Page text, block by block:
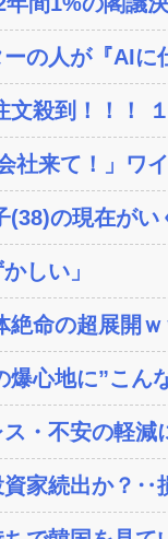
の人が『AIに
文殺到！！！
社来て！」ワ
(38)の現在が
しい」
絶命の超展開
爆心地に”こん
・不安の軽
家続出か？‥